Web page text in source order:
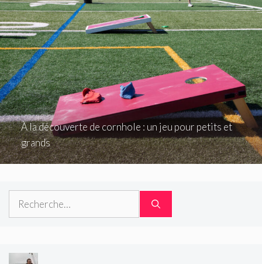
À la découverte de cornhole : un jeu pour petits et
grands
Rechercher :